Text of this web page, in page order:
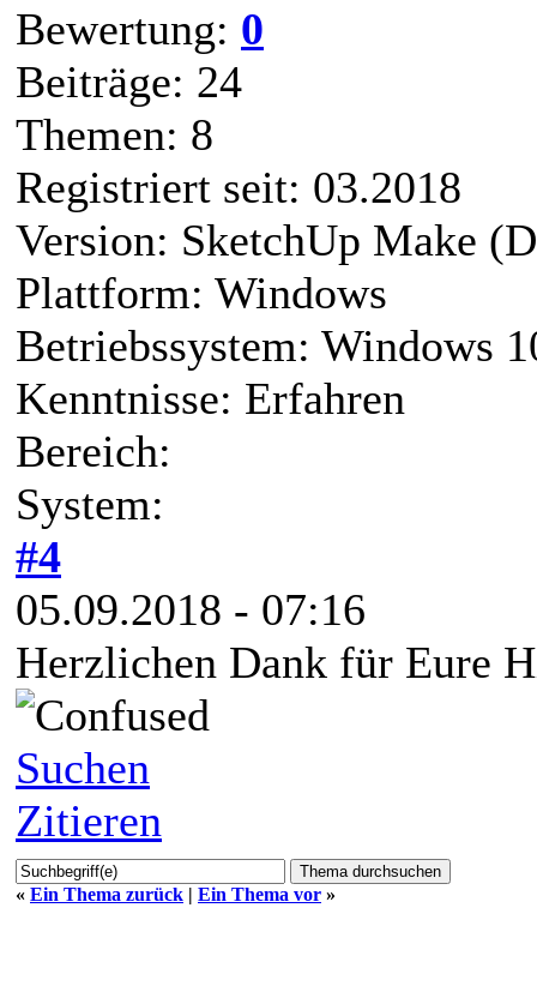
Bewertung: 0
Beiträge: 24
Themen: 8
Registriert seit: 03.2018
Version: SketchUp Make
Plattform: Windows
Betriebssystem: Windows
Kenntnisse: Erfahren
Bereich:
System:
#4
05.09.2018 - 07:16
Herzlichen Dank für Eure
Suchen
Zitieren
« Ein Thema zurück | Ein Thema vor »